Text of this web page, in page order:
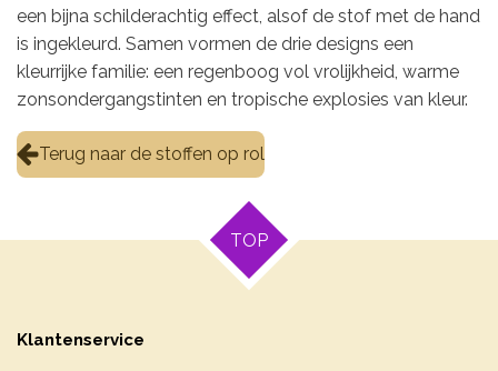
een bijna schilderachtig effect, alsof de stof met de hand
is ingekleurd. Samen vormen de drie designs een
kleurrijke familie: een regenboog vol vrolijkheid, warme
zonsondergangstinten en tropische explosies van kleur.
Terug naar de stoffen op rol
TOP
Klantenservice